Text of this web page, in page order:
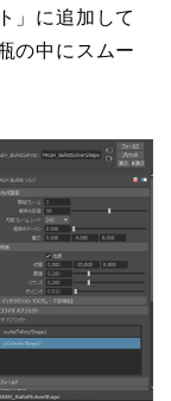
」に追加して
の中にスムー